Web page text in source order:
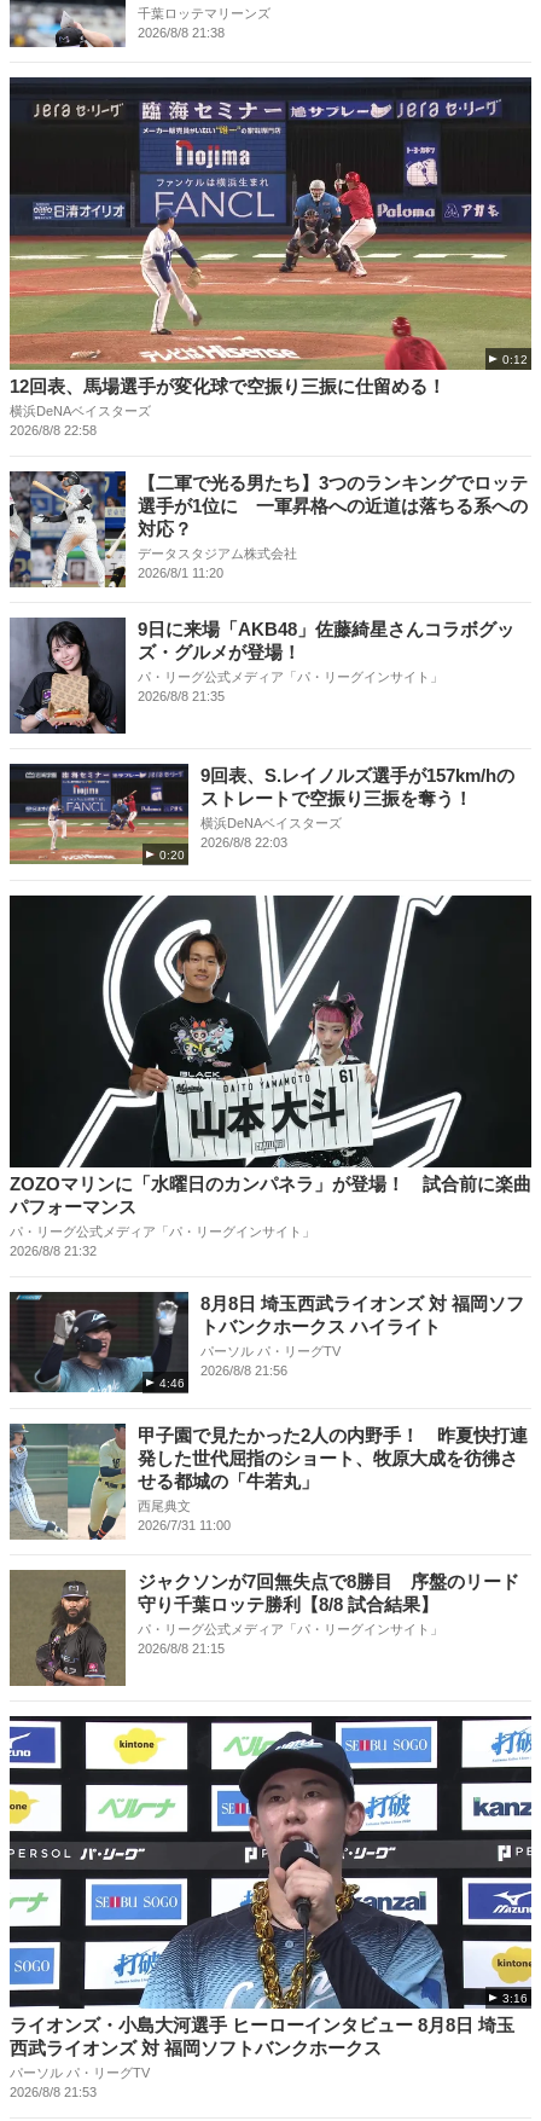
千葉ロッテマリーンズ
2026/8/8 21:38
0:12
12回表、馬場選手が変化球で空振り三振に仕留める！
横浜DeNAベイスターズ
2026/8/8 22:58
【二軍で光る男たち】3つのランキングでロッテ
選手が1位に 一軍昇格への近道は落ちる系への
対応？
データスタジアム株式会社
2026/8/1 11:20
9日に来場「AKB48」佐藤綺星さんコラボグッ
ズ・グルメが登場！
パ・リーグ公式メディア「パ・リーグインサイト」
2026/8/8 21:35
0:20
9回表、S.レイノルズ選手が157km/hの
ストレートで空振り三振を奪う！
横浜DeNAベイスターズ
2026/8/8 22:03
ZOZOマリンに「水曜日のカンパネラ」が登場！ 試合前に楽曲
パフォーマンス
パ・リーグ公式メディア「パ・リーグインサイト」
2026/8/8 21:32
4:46
8月8日 埼玉西武ライオンズ 対 福岡ソフ
トバンクホークス ハイライト
パーソル パ・リーグTV
2026/8/8 21:56
甲子園で見たかった2人の内野手！ 昨夏快打連
発した世代屈指のショート、牧原大成を彷彿さ
せる都城の「牛若丸」
西尾典文
2026/7/31 11:00
ジャクソンが7回無失点で8勝目 序盤のリード
守り千葉ロッテ勝利【8/8 試合結果】
パ・リーグ公式メディア「パ・リーグインサイト」
2026/8/8 21:15
3:16
ライオンズ・小島大河選手 ヒーローインタビュー 8月8日 埼玉
西武ライオンズ 対 福岡ソフトバンクホークス
パーソル パ・リーグTV
2026/8/8 21:53